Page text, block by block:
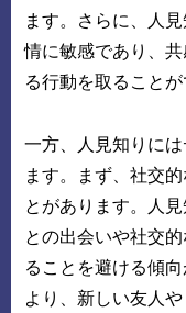
ます。さらに、人
情に敏感であり、
る行動を取ることが
一方、人見知りに
ます。まず、社交
とがあります。人
との出会いや社交
ることを避ける傾
より、新しい友人